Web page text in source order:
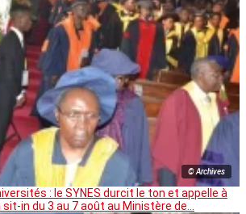
© Archives
: le SYNES durcit le ton et appelle à
sit-in du 3 au 7 août au Ministère de…